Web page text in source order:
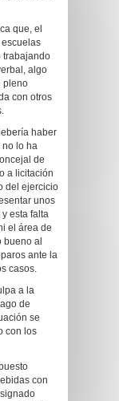
que, el
trabajando
algo
pleno
con otros
haber
no lo ha
de
a licitación
del ejercicio
unos
esta falta
el área de
bueno al
ante la
casos.
a la
de
se
con los
con